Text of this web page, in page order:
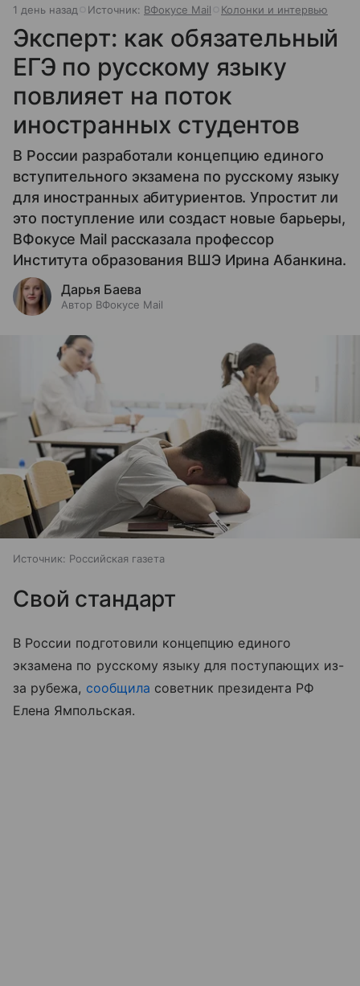
1 день назад Источник: ВФокусе Mail Колонки и интервью
Эксперт: как обязательный
ЕГЭ по русскому языку
повлияет на поток
иностранных студентов
В России разработали концепцию единого
вступительного экзамена по русскому языку
для иностранных абитуриентов. Упростит ли
это поступление или создаст новые барьеры,
ВФокусе Mail рассказала профессор
Института образования ВШЭ Ирина Абанкина.
Дарья Баева
Автор ВФокусе Mail
Источник: Российская газета
Свой стандарт
В России подготовили концепцию единого
экзамена по русскому языку для поступающих из-
за рубежа, сообщила советник президента РФ
Елена Ямпольская.